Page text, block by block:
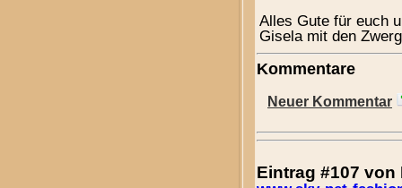
Alles Gute für euch
Gisela mit den
Kommentare
Neuer Kommentar
Eintrag #107